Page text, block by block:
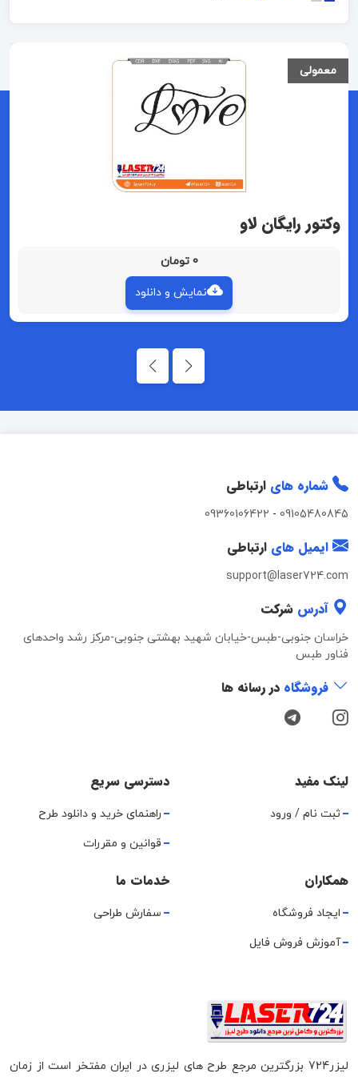
معمولی
وکتور رایگان لاو
0 تومان
نمایش و دانلود
شماره های ارتباطی
09105480845
-
09360106422
ایمیل های ارتباطی
support@laser724.com
آدرس شرکت
خراسان جنوبی-طبس-خیابان شهید بهشتی جنوبی-مرکز رشد واحدهای
فناور طبس
فروشگاه در رسانه ها
لینک مفید
ثبت نام / ورود
دسترسی سریع
راهنمای خرید و دانلود طرح
قوانین و مقررات
همکاران
ایجاد فروشگاه
آموزش فروش فایل
خدمات ما
سفارش طراحی
لیزر724 بزرگترین مرجع طرح های لیزری در ایران مفتخر است از زمان